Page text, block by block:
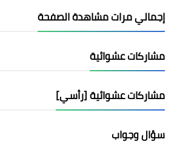
إجمالي مرات مشاهدة الصفحة
مشاركات عشوائية
مشاركات عشوائية [رأسي]
سؤال وجواب